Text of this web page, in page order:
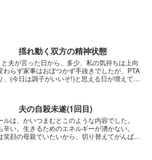
揺れ動く双方の精神状態
と夫が言った日から、多少、私の気持ちは上向
わらず家事はおぼつかず手抜きでしたが、PTA
、(今日は調子がいいぞ!)と思える日が増えてい
夫の自殺未遂(1回目)
は、かいつまむとこのような内容でした。
い。生きるためのエネルギーが湧かない。
笑顔の母親でいたいから、切り替えてがんばっ